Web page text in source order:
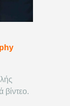
βίντεο.